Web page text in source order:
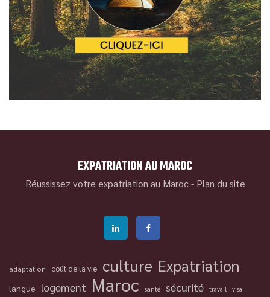
EXPATRIATION AU MAROC
Réussissez votre expatriation au Maroc - Plan du site
adaptation coût de la vie culture Expatriation
langue logement Maroc santé sécurité travail visa